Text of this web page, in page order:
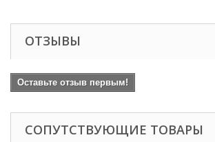
ОТЗЫВЫ
Оставьте отзыв первым!
СОПУТСТВУЮЩИЕ ТОВАРЫ